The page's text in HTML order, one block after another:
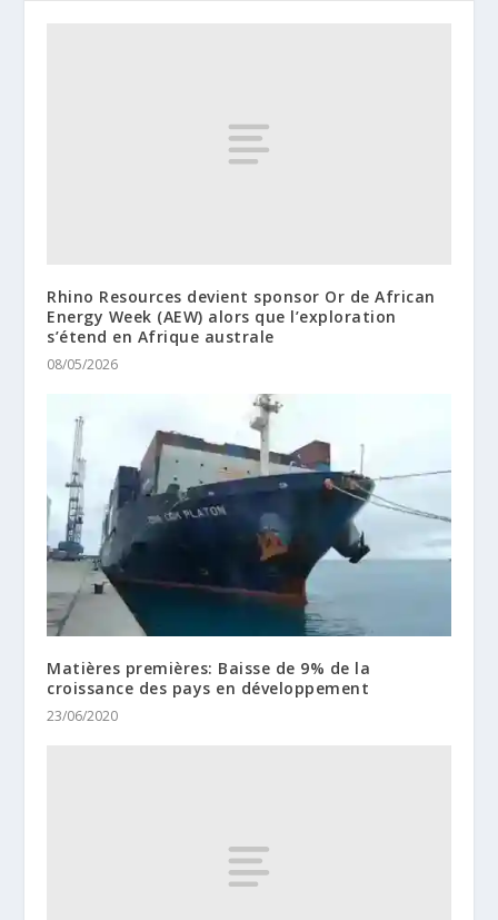
Rhino Resources devient sponsor Or de African
Energy Week (AEW) alors que l’exploration
s’étend en Afrique australe
08/05/2026
Matières premières: Baisse de 9% de la
croissance des pays en développement
23/06/2020